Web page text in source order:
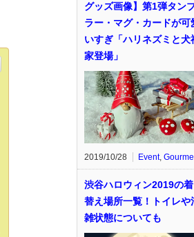
グッズ画像】第1弾タン
ラー・マグ・カードが可
いすぎ「ハリネズミと犬
家登場」
2019/10/28 Event,
渋谷ハロウィン2019の着
替え場所一覧！トイレや
雑状態についても